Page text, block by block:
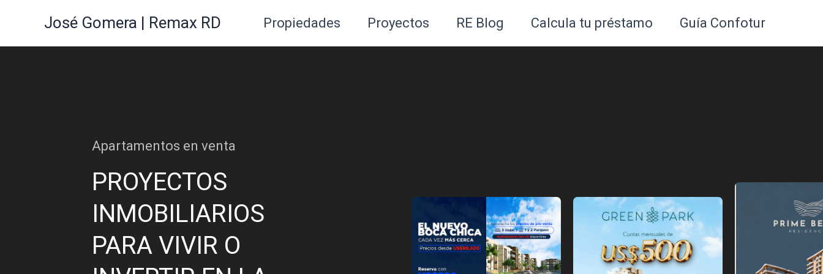
José Gomera | Remax RD Propiedades Proyectos RE Blog Calcula tu préstamo Guía Confotur
Apartamentos en venta
PROYECTOS
INMOBILIARIOS
PARA VIVIR O